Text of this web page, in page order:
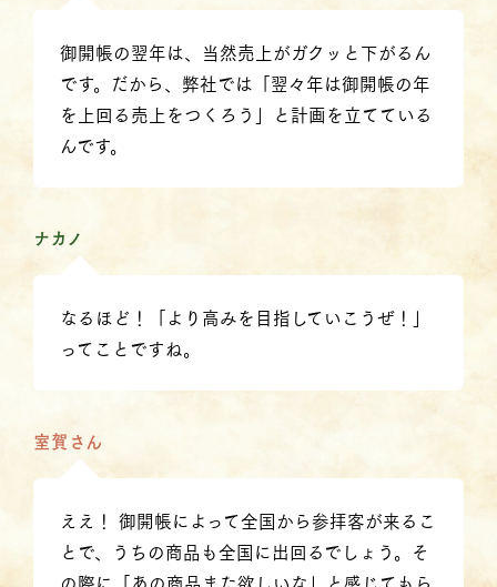
御開帳の翌年は、当然売上がガクッと下がるん
です。だから、弊社では「翌々年は御開帳の年
を上回る売上をつくろう」と計画を立てている
んです。
ナカノ
なるほど！「より高みを目指していこうぜ！」
ってことですね。
室賀さん
ええ！ 御開帳によって全国から参拝客が来るこ
とで、うちの商品も全国に出回るでしょう。そ